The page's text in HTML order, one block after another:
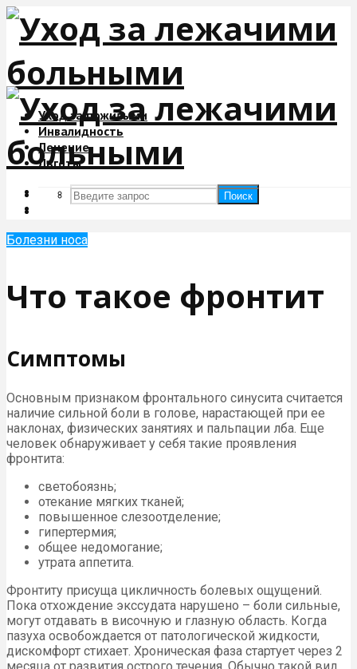
Уход за пожилыми
Инвалидность
Лечение
Льготы
Поиск
Поиск
Болезни носа
Что такое фронтит
Симптомы
Основным признаком фронтального синусита считается
наличие сильной боли в голове, нарастающей при ее
наклонах, физических занятиях и пальпации лба. Еще
человек обнаруживает у себя такие проявления
фронтита:
светобоязнь;
отекание мягких тканей;
повышенное слезоотделение;
гипертермия;
общее недомогание;
утрата аппетита.
Фронтиту присуща цикличность болевых ощущений.
Пока отхождение экссудата нарушено – боли сильные,
могут отдавать в височную и глазную область. Когда
пазуха освобождается от патологической жидкости,
дискомфорт стихает. Хроническая фаза стартует через 2